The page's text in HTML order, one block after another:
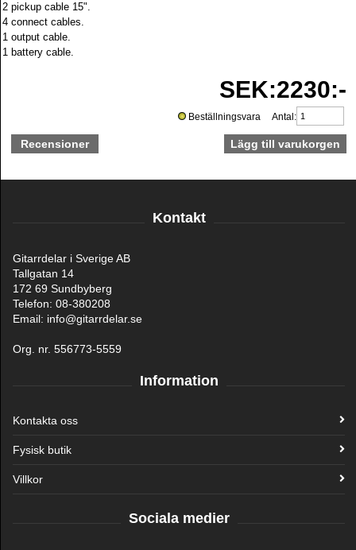
2 pickup cable 15".
4 connect cables.
1 output cable.
1 battery cable.
Recensioner
SEK:2230:-
Beställningsvara Antal:
Kontakt
Gitarrdelar i Sverige AB
Tallgatan 14
172 69 Sundbyberg
Telefon: 08-380208
Email: info@gitarrdelar.se
Org. nr. 556773-5559
Information
Kontakta oss
Fysisk butik
Villkor
Sociala medier